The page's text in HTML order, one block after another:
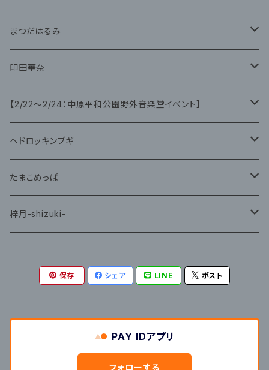
グッズ
CD
まつだはるみ
CD
グッズ
印田華奈
グッズ
【2/22〜2/24：中原平和公園野外音楽堂イベント】
藤咲ゆみ
ヘドロッキンブギ
CD
たまこめっぱ
グッズ
梓月-shizuki-
保存 シェア LINE ポスト
PAY IDアプリ
フォローする